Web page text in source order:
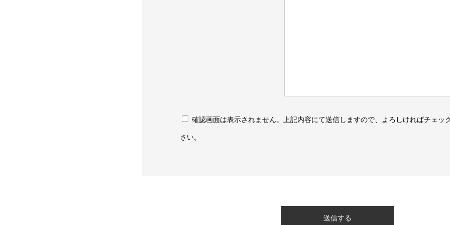
確認画面は表示されません。上記内容にて送信しますので、よろしければチェッ
さい。